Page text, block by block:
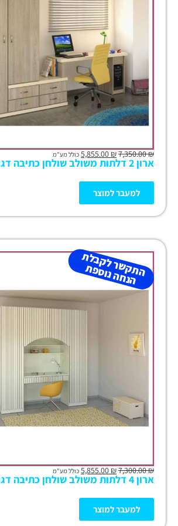
₪
7,350.00
₪ כולל מע"מ
ארון 2 דלתות משולב שולחן כתיבה דגם 333-1 ר.א
למעבר למוצר
ה
ת
ק
ש
ר
ל
ק
ב
ל
ת
הנ
ח
ה נו
ס
פ
ת
₪
7,300.00
₪ כולל מע"מ
ארון 4 דלתות משולב שולחן כתיבה דגם 643-1 ר.א
למעבר למוצר